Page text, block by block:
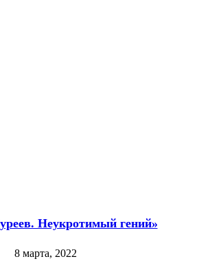
Неукротимый гений»
8 марта, 2022